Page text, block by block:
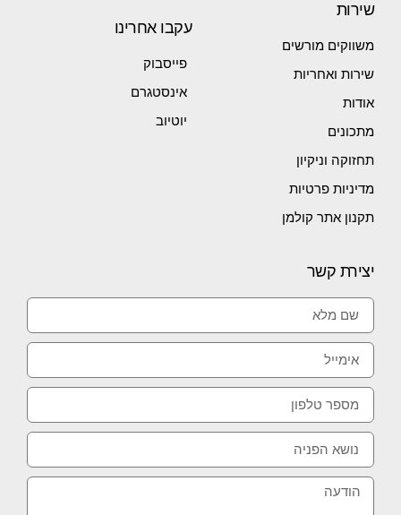
שירות
משווקים מורשים
שירות ואחריות
אודות
מתכונים
תחזוקה וניקיון
מדיניות פרטיות
תקנון אתר קולמן
עקבו אחרינו
פייסבוק
אינסטגרם
יוטיוב
יצירת קשר